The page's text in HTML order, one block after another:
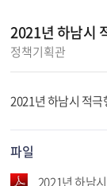
2021년 하남시
정책기획관
2021년 하남시 적
파일
2021년 하남